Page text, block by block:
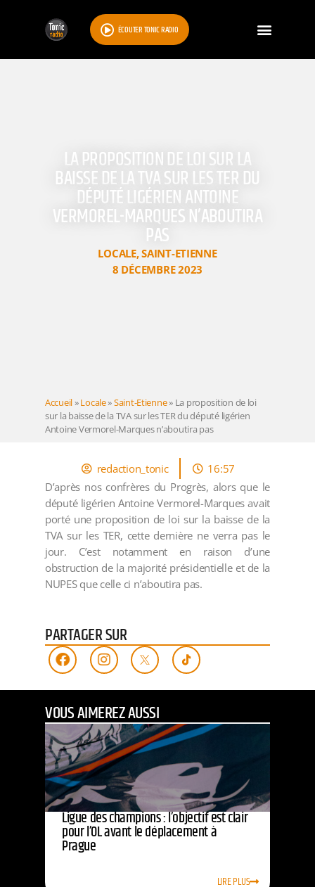
ÉCOUTER TONIC RADIO
LA PROPOSITION DE LOI SUR LA
BAISSE DE LA TVA SUR LES TER DU
DÉPUTÉ LIGÉRIEN ANTOINE
VERMOREL-MARQUES N’ABOUTIRA
PAS
LOCALE,SAINT-ETIENNE
8 DÉCEMBRE 2023
Accueil»Locale»Saint-Etienne» La proposition de loi
sur la baisse de la TVA sur les TER du député ligérien
Antoine Vermorel-Marques n’aboutira pas
redaction_tonic
16:57
D’après nos confrères du Progrès, alors que le
député ligérien Antoine Vermorel-Marques avait
porté une proposition de loi sur la baisse de la
TVA sur les TER, cette dernière ne verra pas le
jour. C’est notamment en raison d’une
obstruction de la majorité présidentielle et de la
NUPES que celle ci n’aboutira pas.
PARTAGER SUR
VOUS AIMEREZ AUSSI
Ligue des champions : l’objectif est clair
pour l’OL avant le déplacement à
Prague
LIRE PLUS